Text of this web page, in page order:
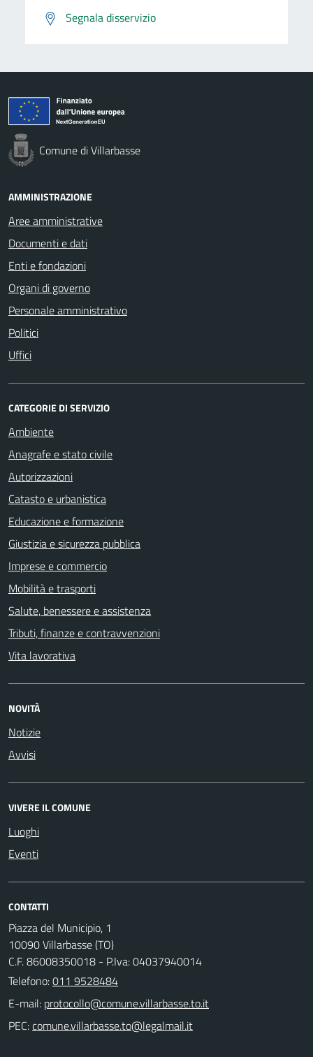
Segnala disservizio
Comune di Villarbasse
AMMINISTRAZIONE
Aree amministrative
Documenti e dati
Enti e fondazioni
Organi di governo
Personale amministrativo
Politici
Uffici
CATEGORIE DI SERVIZIO
Ambiente
Anagrafe e stato civile
Autorizzazioni
Catasto e urbanistica
Educazione e formazione
Giustizia e sicurezza pubblica
Imprese e commercio
Mobilità e trasporti
Salute, benessere e assistenza
Tributi, finanze e contravvenzioni
Vita lavorativa
NOVITÀ
Notizie
Avvisi
VIVERE IL COMUNE
Luoghi
Eventi
CONTATTI
Piazza del Municipio, 1
10090 Villarbasse (TO)
C.F. 86008350018 - P.Iva: 04037940014
Telefono:011 9528484
E-mail:
PEC: